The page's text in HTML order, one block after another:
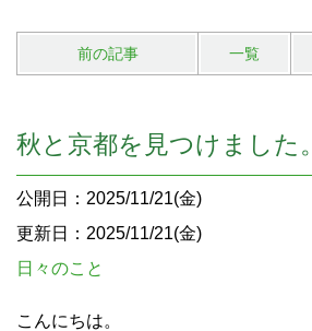
前の記事 一覧
秋と京都を見つけました。
公開日：2025/11/21(金)
更新日：2025/11/21(金)
日々のこと
こんにちは。